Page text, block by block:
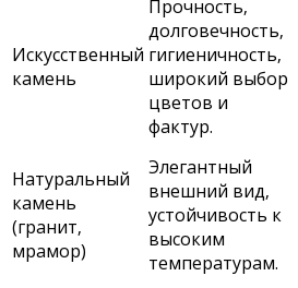
Искусственный
камень
Прочность‚
долговечность‚
гигиеничность‚
широкий выбор
цветов и
фактур.
Натуральный
камень
(гранит‚
мрамор)
Элегантный
внешний вид‚
устойчивость к
высоким
температурам.